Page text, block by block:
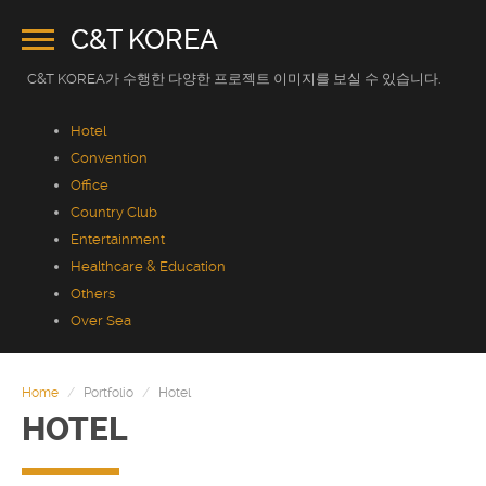
HOME
COMPANY
C&T KOREA
C&T KOREA가 수행한 다양한 프로젝트 이미지를 보실 수 있습니다.
Hotel
Convention
Office
Country Club
Entertainment
Healthcare & Education
Others
Over Sea
Home Portfolio Hotel
HOTEL